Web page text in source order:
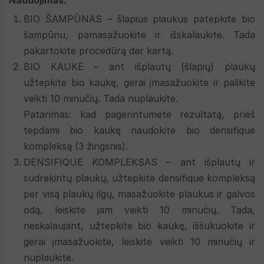
BIO ŠAMPŪNAS – šlapius plaukus patepkite bio
šampūnu, pamasažuokite ir išskalaukite. Tada
pakartokite procedūrą dar kartą.
BIO KAUKĖ – ant išplautų (šlapių) plaukų
užtepkite bio kaukę, gerai įmasažuokite ir palikite
veikti 10 minučių. Tada nuplaukite.
Patarimas: kad pagerintumėte rezultatą, prieš
tepdami bio kaukę naudokite bio densifique
kompleksą (3 žingsnis).
DENSIFIQUE KOMPLEKSAS – ant išplautų ir
sudrėkintų plaukų, užtepkite densifique kompleksą
per visą plaukų ilgų, masažuokite plaukus ir galvos
odą, leiskite jam veikti 10 minučių. Tada,
neskalaujant, užtepkite bio kaukę, iššukuokite ir
gerai įmasažuokite, leiskite veikti 10 minučių ir
nuplaukite.